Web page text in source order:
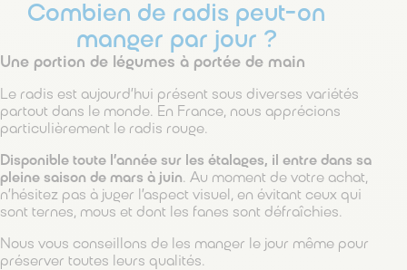
Combien de radis peut-on
manger par jour ?
Une portion de légumes à portée de main
Le radis est aujourd’hui présent sous diverses variétés
partout dans le monde. En France, nous apprécions
particulièrement le radis rouge.
Disponible toute l’année sur les étalages, il entre dans sa
pleine saison de mars à juin. Au moment de votre achat,
n’hésitez pas à juger l’aspect visuel, en évitant ceux qui
sont ternes, mous et dont les fanes sont défraîchies.
Nous vous conseillons de les manger le jour même pour
préserver toutes leurs qualités.